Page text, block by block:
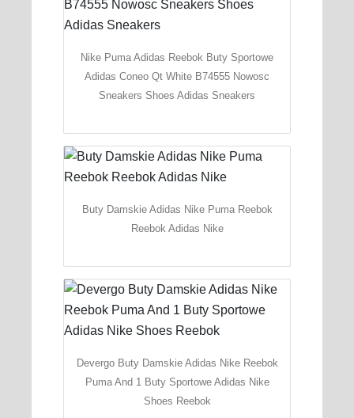
Nike Puma Adidas Reebok Buty Sportowe
Adidas Coneo Qt White B74555 Nowosc
Sneakers Shoes Adidas Sneakers
Buty Damskie Adidas Nike Puma Reebok
Reebok Adidas Nike
Devergo Buty Damskie Adidas Nike Reebok
Puma And 1 Buty Sportowe Adidas Nike
Shoes Reebok